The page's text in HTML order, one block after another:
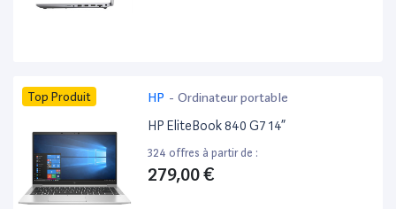
Top Produit HP - Ordinateur portable
HP EliteBook 840 G7 14”
324 offres à partir de :
279,00 €